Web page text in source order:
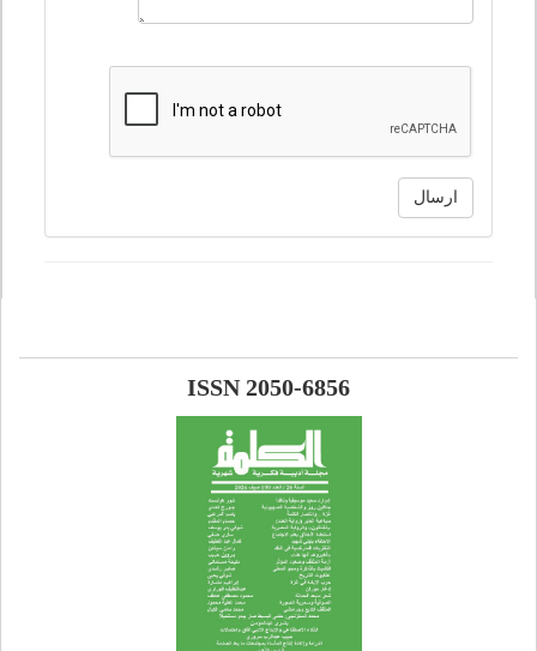
ارسال
ISSN 2050-6856